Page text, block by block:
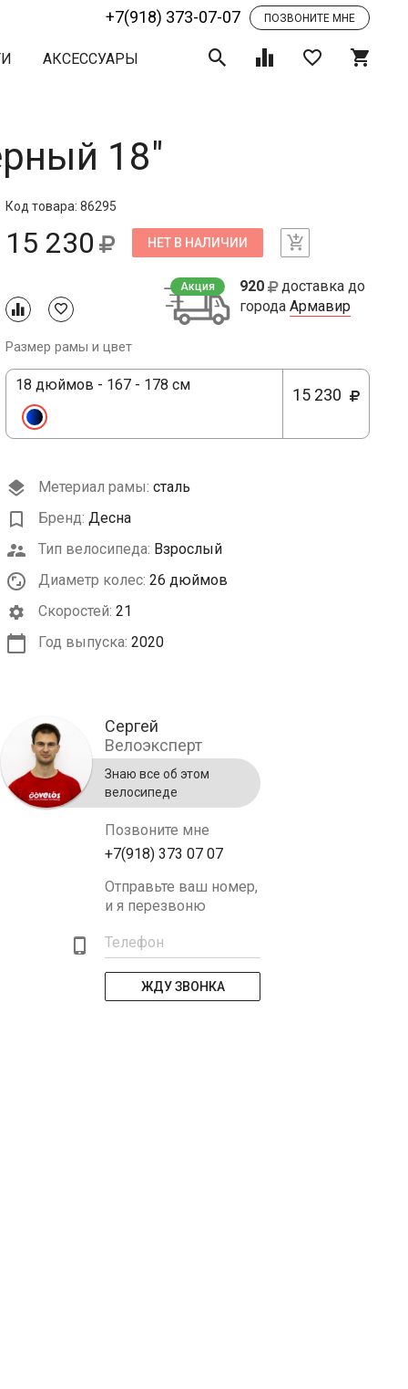
+7(918) 373-07-07 ПОЗВОНИТЕ МНЕ
АКСЕССУАРЫ
18"
Код товара: 86295
15 230 НЕТ В НАЛИЧИИ
Акция 920
доставка до
города Армавир
Размер рамы и цвет
18 дюймов - 167 - 178 см
15 230
Метериал рамы: сталь
Бренд: Десна
Тип велосипеда: Взрослый
Диаметр колес: 26 дюймов
Cкоростей: 21
Год выпуска: 2020
Сергей
Велоэксперт
Знаю все об этом
велосипеде
Позвоните мне
+7(918) 373 07 07
Отправьте ваш номер,
и я перезвоню
Телефон
ЖДУ ЗВОНКА